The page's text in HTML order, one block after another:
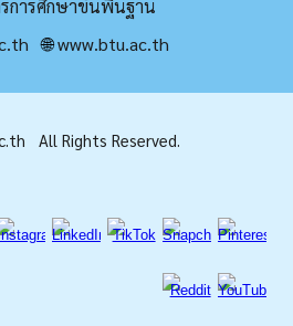
การศึกษาขั้นพื้นฐาน
🌐www.btu.ac.th
All Rights Reserved.